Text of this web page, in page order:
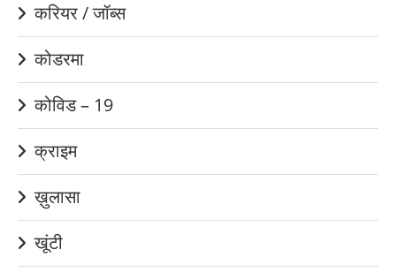
करियर / जॉब्स
कोडरमा
कोविड – 19
क्राइम
ख़ुलासा
खूंटी